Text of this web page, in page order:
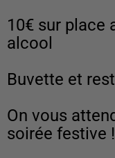
10€ sur place
alcool
Buvette et
On vous
soirée festive !